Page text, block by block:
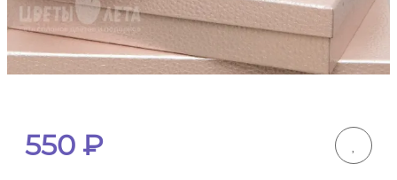
550 ₽